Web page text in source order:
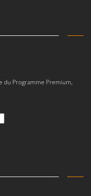
du Programme Premium,